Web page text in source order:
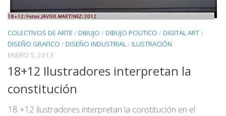
COLECTIVOS DE ARTE /DIBUJO /DIBUJO POLITICO /DIGITAL ART/
DISEÑO GRAFICO /DISEÑO INDUSTRIAL/ILUSTRACIÓN
ENERO 5, 2013
18+12 Ilustradores interpretan la
constitución
18 +12 ilustradores interpretan la constitución en el